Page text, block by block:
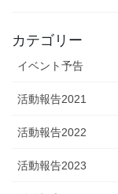
カテゴリー
イベント予告
活動報告2021
活動報告2022
活動報告2023